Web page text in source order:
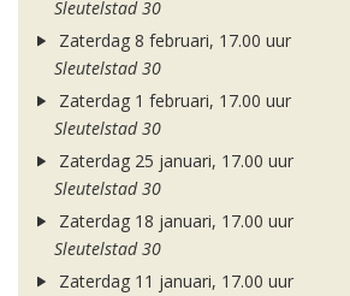
Sleutelstad 30
Zaterdag 8 februari, 17.00 uur
Sleutelstad 30
Zaterdag 1 februari, 17.00 uur
Sleutelstad 30
Zaterdag 25 januari, 17.00 uur
Sleutelstad 30
Zaterdag 18 januari, 17.00 uur
Sleutelstad 30
Zaterdag 11 januari, 17.00 uur